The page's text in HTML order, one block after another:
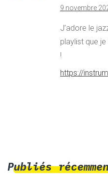
9 novembre
J’adore le
playlist que
!
https://
Publiés